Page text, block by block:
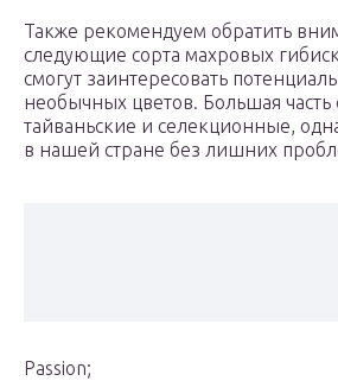
Также рекомендуем обратить
следующие сорта махровых
смогут заинтересовать
необычных цветов. Большая часть
тайваньские и селекционные,
в нашей стране без лишних
Passion;